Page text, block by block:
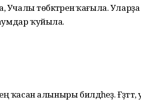
Учалы төбәктәренә ҡағыла. Уларҙа
ҡуйыла.
ҡасан алыныры билдәһеҙ.